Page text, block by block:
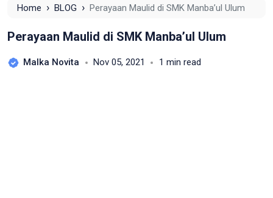
Home › BLOG › Perayaan Maulid di SMK Manba’ul Ulum
Perayaan Maulid di SMK Manba’ul Ulum
Malka Novita Nov 05, 2021 1 min read